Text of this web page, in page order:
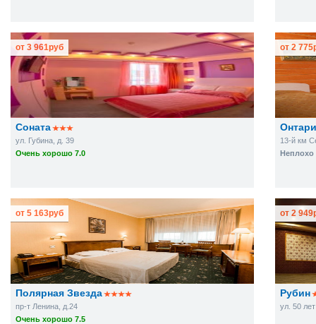
Соната
ул. Губина, д. 39
Очень хорошо 7.0
от 3 961руб
13-й км
Неплохо
от 2 775
Полярная Звезда
пр-т Ленина, д.24
Очень хорошо 7.5
от 5 163руб
Рубин
ул. 50
от 2 949